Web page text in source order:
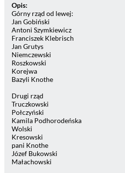
Opis:
Górny rząd od lewej:
Jan Gobiński
Antoni Szymkiewicz
Franciszek Klebrisch
Jan Grutys
Niemczewski
Roszkowski
Korejwa
Bazyli Knothe
Drugi rząd
Truczkowski
Połczyński
Kamila Podhorodeńska
Wolski
Kresowski
pani Knothe
Józef Bukowski
Małachowski